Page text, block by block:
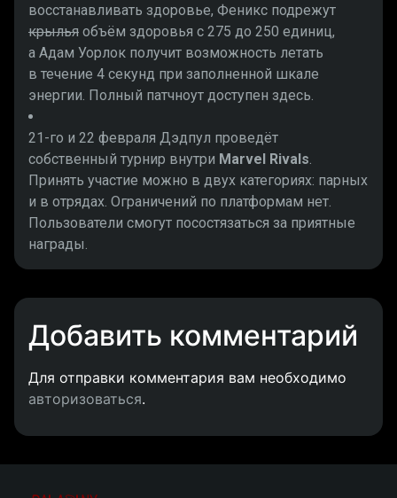
восстанавливать здоровье, Феникс подрежут
крылья объём здоровья с 275 до 250 единиц,
а Адам Уорлок получит возможность летать
в течение 4 секунд при заполненной шкале
энергии. Полный патчноут доступен здесь.
21-го и 22 февраля Дэдпул проведёт
собственный турнир внутри Marvel Rivals
Принять участие можно в двух категориях: парных
и в отрядах. Ограничений по платформам нет.
Пользователи смогут посостязаться за приятные
награды.
Добавить комментарий
Для отправки комментария вам необходимо
авторизоваться.